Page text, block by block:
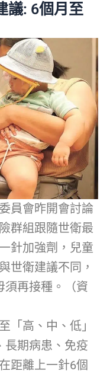
議: 6個月至
員會昨開會討論
群組跟隨世衛最
針加強劑，兒童
世衛建議不同，
須再接種。（資
「高、中、低」
長期病患、免疫
距離上一針6個